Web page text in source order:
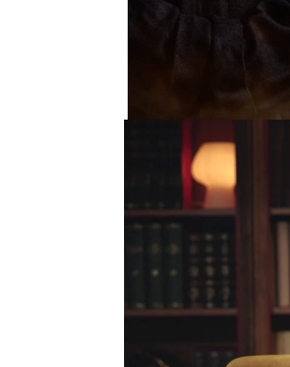
Entre
traidores
todos,
Lucía
"estar
Recuerda
que no
que era
"Tengo
Popeye
nos ha